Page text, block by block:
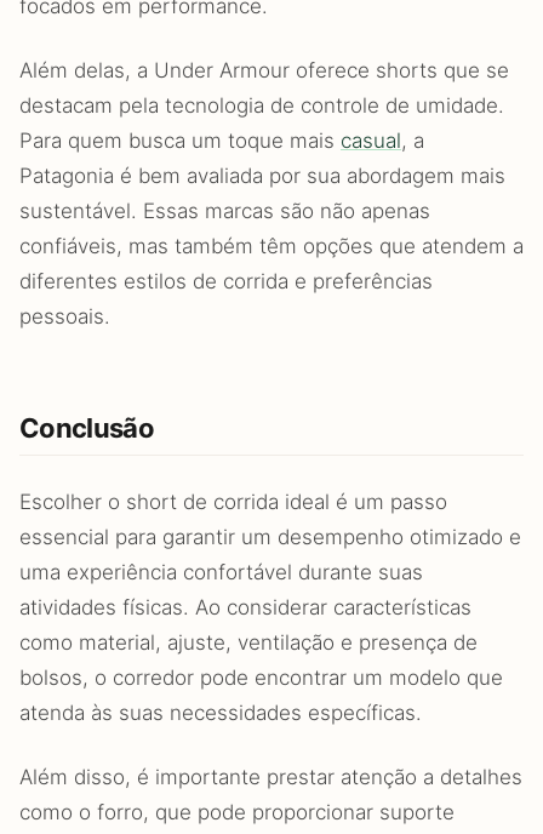
focados em performance.
Além delas, a Under Armour oferece shorts que se
destacam pela tecnologia de controle de umidade.
Para quem busca um toque mais casual, a
Patagonia é bem avaliada por sua abordagem mais
sustentável. Essas marcas são não apenas
confiáveis, mas também têm opções que atendem a
diferentes estilos de corrida e preferências
pessoais.
Conclusão
Escolher o short de corrida ideal é um passo
essencial para garantir um desempenho otimizado e
uma experiência confortável durante suas
atividades físicas. Ao considerar características
como material, ajuste, ventilação e presença de
bolsos, o corredor pode encontrar um modelo que
atenda às suas necessidades específicas.
Além disso, é importante prestar atenção a detalhes
como o forro, que pode proporcionar suporte